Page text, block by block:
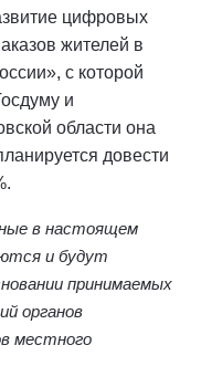
цифровых
жителей в
с которой
и
области она
довести
в настоящем
и будут
принимаемых
органов
местного